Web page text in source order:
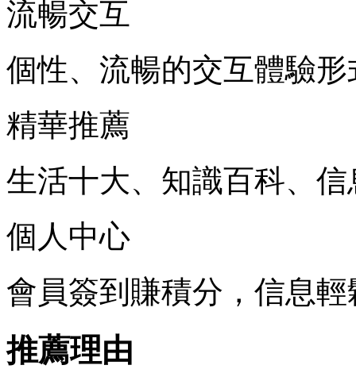
流暢交互
個性、流暢的交互體驗形
精華推薦
生活十大、知識百科、信
個人中心
會員簽到賺積分，信息輕
推薦理由